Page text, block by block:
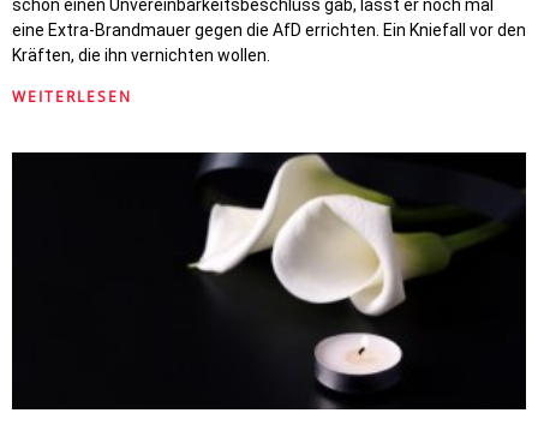
schon einen Unvereinbarkeitsbeschluss gab, lässt er noch mal
eine Extra-Brandmauer gegen die AfD errichten. Ein Kniefall vor den
Kräften, die ihn vernichten wollen.
WEITERLESEN